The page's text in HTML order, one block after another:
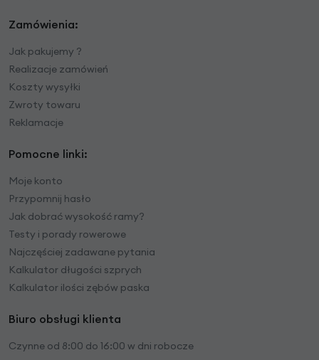
Zamówienia:
Jak pakujemy ?
Realizacje zamówień
Koszty wysyłki
Zwroty towaru
Reklamacje
Pomocne linki:
Moje konto
Przypomnij hasło
Jak dobrać wysokość ramy?
Testy i porady rowerowe
Najczęściej zadawane pytania
Kalkulator długości szprych
Kalkulator ilości zębów paska
Biuro obsługi klienta
Czynne od 8:00 do 16:00 w dni robocze